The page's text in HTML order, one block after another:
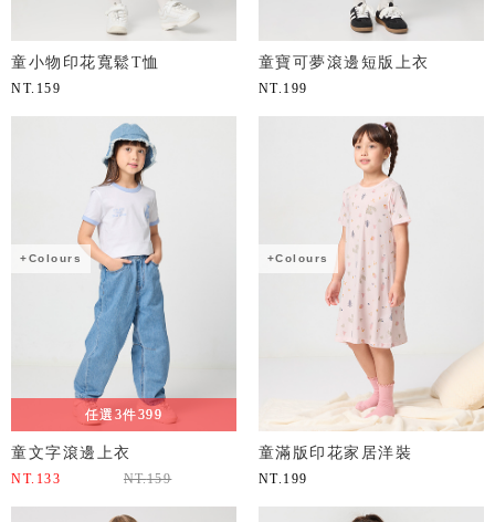
童小物印花寬鬆T恤
NT. 159
童寶可夢滾邊短版上衣
NT. 199
+Colours
任選3件399
童文字滾邊上衣
NT. 133 NT.159
+Colours
童滿版印花家居洋裝
NT. 199